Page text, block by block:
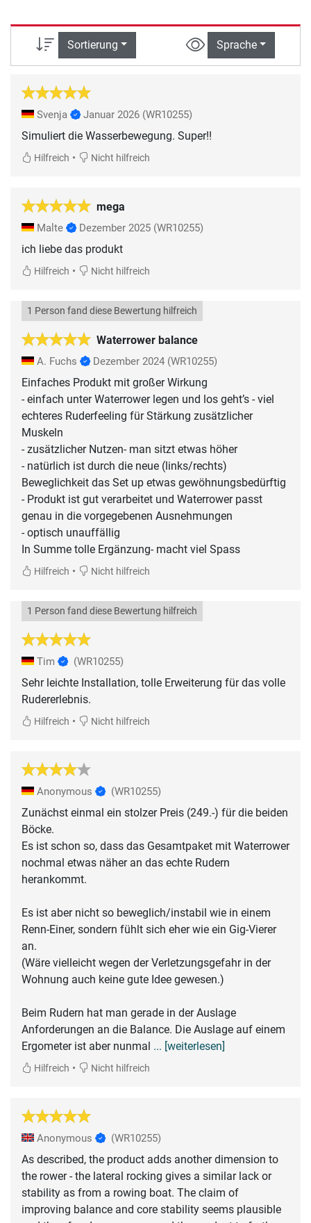
Sortierung Sprache
Svenja Januar 2026 (WR10255)
Simuliert die Wasserbewegung. Super!!
Hilfreich • Nicht hilfreich
mega
Malte Dezember 2025 (WR10255)
ich liebe das produkt
Hilfreich • Nicht hilfreich
Waterrower balance
1 Person fand diese Bewertung hilfreich
A. Fuchs Dezember 2024 (WR10255)
Einfaches Produkt mit großer Wirkung
- einfach unter Waterrower legen und los geht’s - viel
echteres Ruderfeeling für Stärkung zusätzlicher
Muskeln
- zusätzlicher Nutzen- man sitzt etwas höher
- natürlich ist durch die neue (links/rechts)
Beweglichkeit das Set up etwas gewöhnungsbedürftig
- Produkt ist gut verarbeitet und Waterrower passt
genau in die vorgegebenen Ausnehmungen
- optisch unauffällig
Hilfreich • Nicht hilfreich
1 Person fand diese Bewertung hilfreich
Tim (WR10255)
Sehr leichte Installation, tolle Erweiterung für das volle
Hilfreich • Nicht hilfreich
Anonymous (WR10255)
Zunächst einmal ein stolzer Preis (249.-) für die beiden
Böcke.
Es ist schon so, dass das Gesamtpaket mit Waterrower
nochmal etwas näher an das echte Rudern
herankommt.
Es ist aber nicht so beweglich/instabil wie in einem
Renn-Einer, sondern fühlt sich eher wie ein Gig-Vierer
an.
(Wäre vielleicht wegen der Verletzungsgefahr in der
Wohnung auch keine gute Idee gewesen.)
Beim Rudern hat man gerade in der Auslage
Anforderungen an die Balance. Die Auslage auf einem
Ergometer ist aber nunmal ... [weiterlesen]
Hilfreich • Nicht hilfreich
Anonymous (WR10255)
As described, the product adds another dimension to
the rower - the lateral rocking gives a similar lack or
stability as from a rowing boat. The claim of
improving balance and core stability seems plausible